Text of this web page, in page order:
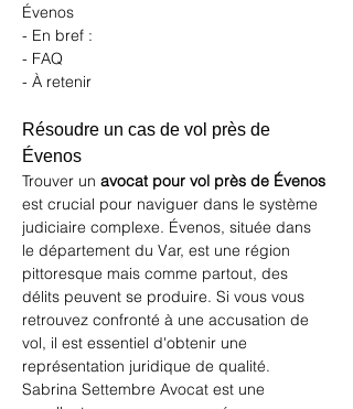
Évenos
- En bref :
- FAQ
- À retenir
Résoudre un cas de vol près de
Évenos
Trouver un avocat pour vol près de Évenos
est crucial pour naviguer dans le système
judiciaire complexe. Évenos, située dans
le département du Var, est une région
pittoresque mais comme partout, des
délits peuvent se produire. Si vous vous
retrouvez confronté à une accusation de
vol, il est essentiel d'obtenir une
représentation juridique de qualité.
Sabrina Settembre Avocat est une